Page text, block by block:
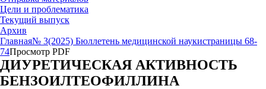
Цели и проблематика
Текущий выпуск
Архив
Главная№ 3(2025) Бюллетень медицинской наукистраницы 68-
74Просмотр PDF
ДИУРЕТИЧЕСКАЯ АКТИВНОСТЬ
БЕНЗОИЛТЕОФИЛЛИНА